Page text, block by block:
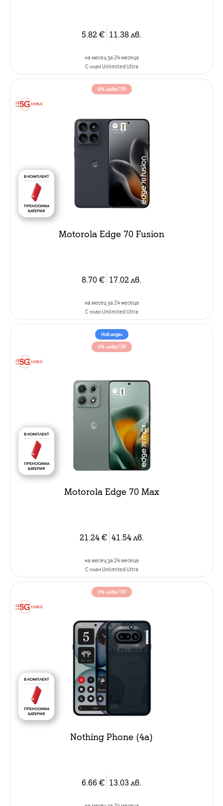
5.82 € 11.38лв.
на месец за 24 месеца
C план Unlimited Ultra
0% лихва ГПР
В КОМПЛЕКТ
ПРЕНОСИМА
БАТЕРИЯ
Motorola Edge 70 Fusion
8.70€ 17.02 лв.
на месец за 24 месеца
C план Unlimited Ultra
Нов модел
0% лихва ГПР
В КОМПЛЕКТ
ПРЕНОСИМА
БАТЕРИЯ
Motorola Edge 70 Max
21.24 € 41.54 лв.
на месец за 24 месеца
C план Unlimited Ultra
0% лихва ГПР
В КОМПЛЕКТ
ПРЕНОСИМА
БАТЕРИЯ
Nothing Phone (4a)
6.66 € 13.03лв.